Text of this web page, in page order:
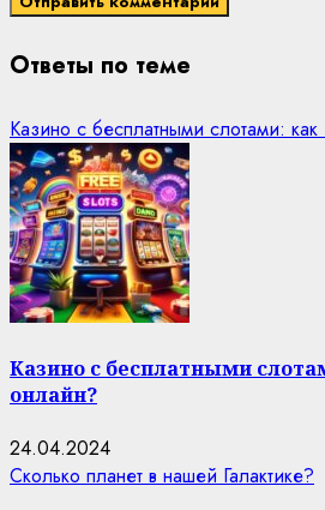
Ответы по теме
Казино с бесплатными слотами: как
Казино с бесплатными
онлайн?
24.04.2024
Сколько планет в нашей Галактике?